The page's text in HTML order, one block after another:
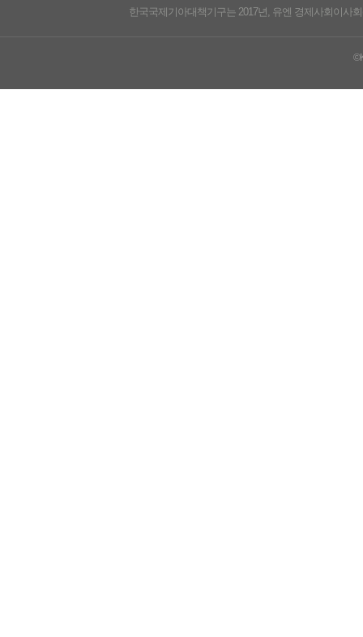
한국국제기아대책기구는 2017년, 유엔 경제사회이사